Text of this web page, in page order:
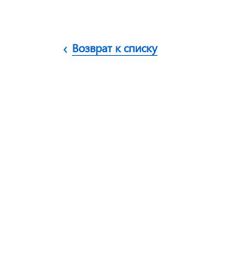
Возврат к списку